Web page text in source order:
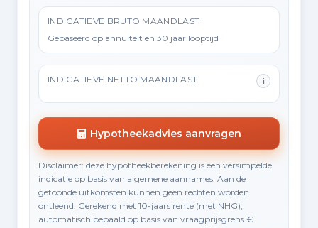
INDICATIEVE BRUTO MAANDLAST
Gebaseerd op annuïteit en 30 jaar looptijd
INDICATIEVE NETTO MAANDLAST i
Hypotheekadvies aanvragen
Disclaimer: deze hypotheekberekening is een versimpelde
indicatie op basis van algemene aannames. Aan de
getoonde uitkomsten kunnen geen rechten worden
ontleend. Gerekend met 10-jaars rente (met NHG),
automatisch bepaald op basis van vraagprijsgrens €